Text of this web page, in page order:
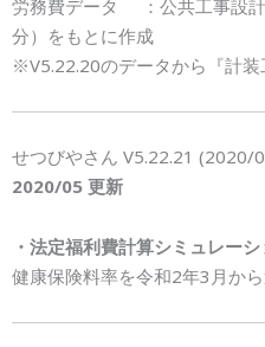
労務費データ ：公共工事設
分）をもとに作成
※V5.22.20のデータから『計装
せつびやさん V5.22.21 (2020/
2020/05 更新
・法定福利費計算シミュレー
健康保険料率を令和2年3月か